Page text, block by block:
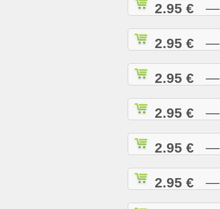
2.95 € —
2.95 € —
2.95 € —
2.95 € —
2.95 € —
2.95 € —